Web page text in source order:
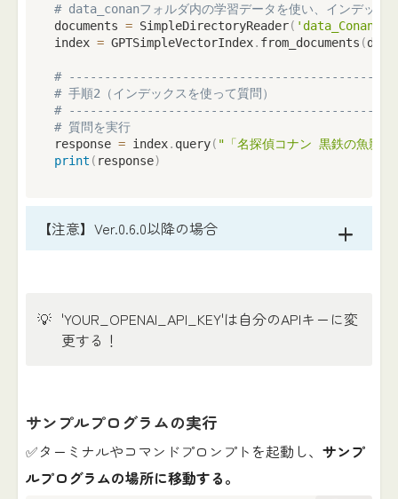
# data_conanフォルダ内の学習データを使い、インデック
documents = SimpleDirectoryReader( 'data_Conan'
index = GPTSimpleVectorIndex. from_documents (
#
# 手順2（インデックスを使って質問）
#
# 質問を実行
response = index. query( "「名探偵コナン 黒鉄の魚影
print ( response)
【注意】Ver.0.6.0以降の場合
💡 'YOUR_OPENAI_API_KEY'は自分のAPIキーに変
更する！
サンプルプログラムの実行
✅ターミナルやコマンドプロンプトを起動し、 サンプ
ルプログラムの場所に移動する。